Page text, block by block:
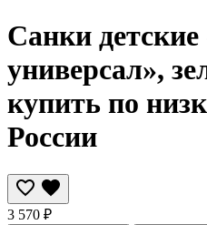
Санки
универсал»,
купить по
России
3 570 ₽